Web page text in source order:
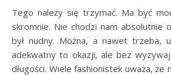
Tego należy się trzymać. Ma być
skromnie. Nie chodzi nam
był nudny. Można, a nawet trzeba,
adekwatny to okazji, ale bez
długości. Wiele fashionistek uważa, że